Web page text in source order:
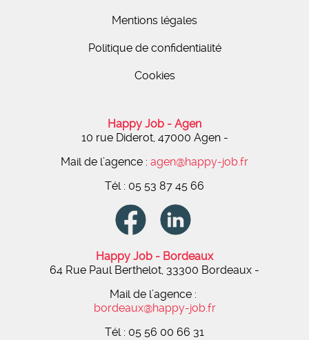
Mentions légales
Politique de confidentialité
Cookies
Happy Job - Agen
10 rue Diderot, 47000 Agen -
Mail de l’agence : agen@happy-job.fr
Tél : 05 53 87 45 66
Happy Job - Bordeaux
64 Rue Paul Berthelot, 33300 Bordeaux -
Mail de l’agence :
bordeaux@happy-job.fr
Tél : 05 56 00 66 31